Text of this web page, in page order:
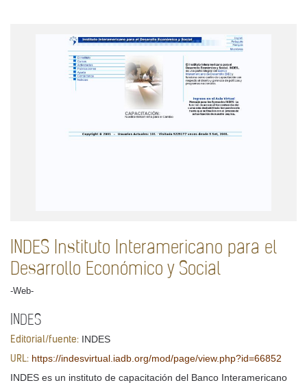
INDES Instituto Interamericano para el
Desarrollo Económico y Social
-Web-
INDES
Editorial/fuente: INDES
URL: https://indesvirtual.iadb.org/mod/page/view.php?id=66852
INDES es un instituto de capacitación del Banco Interamericano